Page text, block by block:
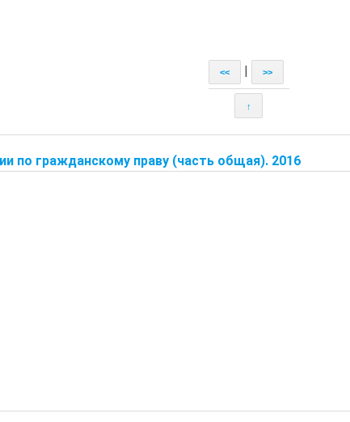
<< >>
↑
по гражданскому праву (часть общая). 2016